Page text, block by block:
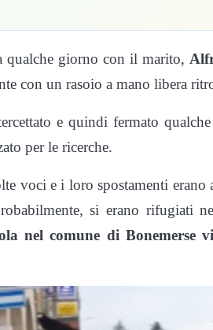
qualche giorno con il marito,
con un rasoio a mano libera
e quindi fermato
per le ricerche.
voci e i loro spostamenti erano
si erano rifugiati
nel comune di Bonemerse